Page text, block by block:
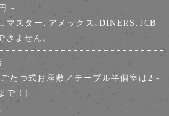
～
マスター､アメックス､DINERS､JCB
きません。
たつ式お座敷／テーブル半個室は2～
で！)